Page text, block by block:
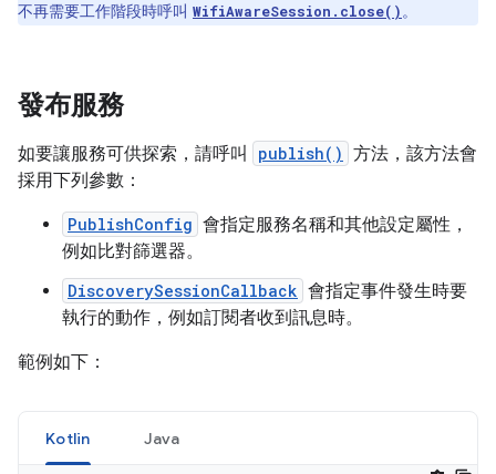
不再需要工作階段時呼叫 WifiAwareSession.close()。
發布服務
如要讓服務可供探索，請呼叫 publish() 方法，該方法會
採用下列參數：
PublishConfig 會指定服務名稱和其他設定屬性，
例如比對篩選器。
DiscoverySessionCallback 會指定事件發生時要
執行的動作，例如訂閱者收到訊息時。
範例如下：
Kotlin Java